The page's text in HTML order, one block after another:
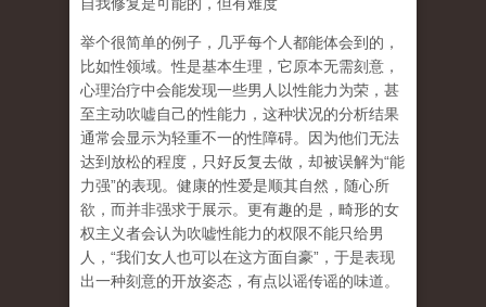
举个很简单的例子，几乎每个人都能体会到的，
比如性领域。性是基本生理，它原本无需刻意，
心理治疗中会能发现一些男人以性能力为荣，甚
至主动吹嘘自己的性能力，这种状况的分析结果
通常会显示为轻重不一的性障碍。因为他们无法
达到放松的程度，只好反复去做，却被误解为“能
力强”的表现。健康的性爱是顺其自然，随心所
欲，而并非强求于展示。更有趣的是，畸形的女
权主义者会认为吹嘘性能力的权限不能只给男
人， “我们女人也可以在这方面自豪” ，于是表现
出一种刻意的开放姿态，有点以谣传谣的味道。